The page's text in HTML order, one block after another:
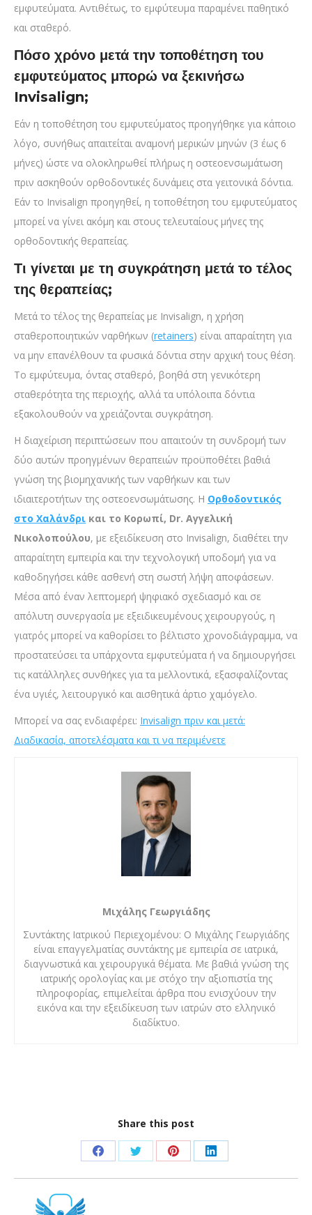
εμφυτεύματα. Αντιθέτως, το εμφύτευμα παραμένει παθητικό
και σταθερό.
Πόσο χρόνο μετά την τοποθέτηση του
εμφυτεύματος μπορώ να ξεκινήσω
Invisalign;
Εάν η τοποθέτηση του εμφυτεύματος προηγήθηκε για κάποιο
λόγο, συνήθως απαιτείται αναμονή μερικών μηνών (3 έως 6
μήνες) ώστε να ολοκληρωθεί πλήρως η οστεοενσωμάτωση
πριν ασκηθούν ορθοδοντικές δυνάμεις στα γειτονικά δόντια.
Εάν το Invisalign προηγηθεί, η τοποθέτηση του εμφυτεύματος
μπορεί να γίνει ακόμη και στους τελευταίους μήνες της
ορθοδοντικής θεραπείας.
Τι γίνεται με τη συγκράτηση μετά το τέλος
της θεραπείας;
Μετά το τέλος της θεραπείας με Invisalign, η χρήση
σταθεροποιητικών ναρθήκων (retainers) είναι απαραίτητη για
να μην επανέλθουν τα φυσικά δόντια στην αρχική τους θέση.
Το εμφύτευμα, όντας σταθερό, βοηθά στη γενικότερη
σταθερότητα της περιοχής, αλλά τα υπόλοιπα δόντια
εξακολουθούν να χρειάζονται συγκράτηση.
Η διαχείριση περιπτώσεων που απαιτούν τη συνδρομή των
δύο αυτών προηγμένων θεραπειών προϋποθέτει βαθιά
γνώση της βιομηχανικής των ναρθήκων και των
ιδιαιτεροτήτων της οστεοενσωμάτωσης. Η Ορθοδοντικός
στο Χαλάνδρι και το Κορωπί, Dr. Αγγελική
Νικολοπούλου, με εξειδίκευση στο Invisalign, διαθέτει την
απαραίτητη εμπειρία και την τεχνολογική υποδομή για να
καθοδηγήσει κάθε ασθενή στη σωστή λήψη αποφάσεων.
Μέσα από έναν λεπτομερή ψηφιακό σχεδιασμό και σε
απόλυτη συνεργασία με εξειδικευμένους χειρουργούς, η
γιατρός μπορεί να καθορίσει το βέλτιστο χρονοδιάγραμμα, να
προστατεύσει τα υπάρχοντα εμφυτεύματα ή να δημιουργήσει
τις κατάλληλες συνθήκες για τα μελλοντικά, εξασφαλίζοντας
ένα υγιές, λειτουργικό και αισθητικά άρτιο χαμόγελο.
Μπορεί να σας ενδιαφέρει: Invisalign πριν και μετά:
Διαδικασία, αποτελέσματα και τι να περιμένετε
Μιχάλης Γεωργιάδης
Συντάκτης Ιατρικού Περιεχομένου: Ο Μιχάλης Γεωργιάδης
είναι επαγγελματίας συντάκτης με εμπειρία σε ιατρικά,
διαγνωστικά και χειρουργικά θέματα. Με βαθιά γνώση της
ιατρικής ορολογίας και με στόχο την αξιοπιστία της
πληροφορίας, επιμελείται άρθρα που ενισχύουν την
εικόνα και την εξειδίκευση των ιατρών στο ελληνικό
διαδίκτυο.
Share this post